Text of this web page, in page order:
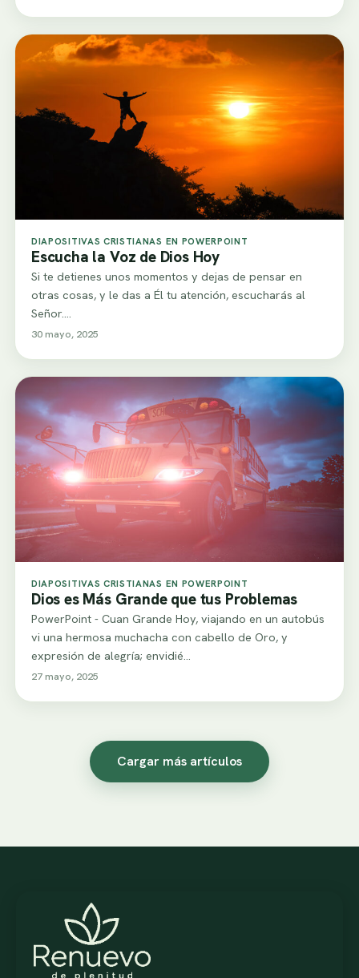
DIAPOSITIVAS CRISTIANAS EN POWERPOINT
Escucha la Voz de Dios Hoy
Si te detienes unos momentos y dejas de pensar en
otras cosas, y le das a Él tu atención, escucharás al
Señor.…
30 mayo, 2025
DIAPOSITIVAS CRISTIANAS EN POWERPOINT
Dios es Más Grande que tus Problemas​
PowerPoint - Cuan Grande Hoy, viajando en un autobús
vi una hermosa muchacha con cabello de Oro, y
expresión de alegría; envidié…
27 mayo, 2025
Cargar más artículos